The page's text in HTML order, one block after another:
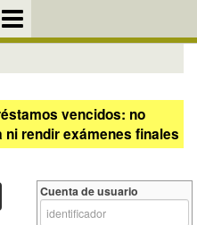
vencidos: no
rendir exámenes finales
Cuenta de usuario